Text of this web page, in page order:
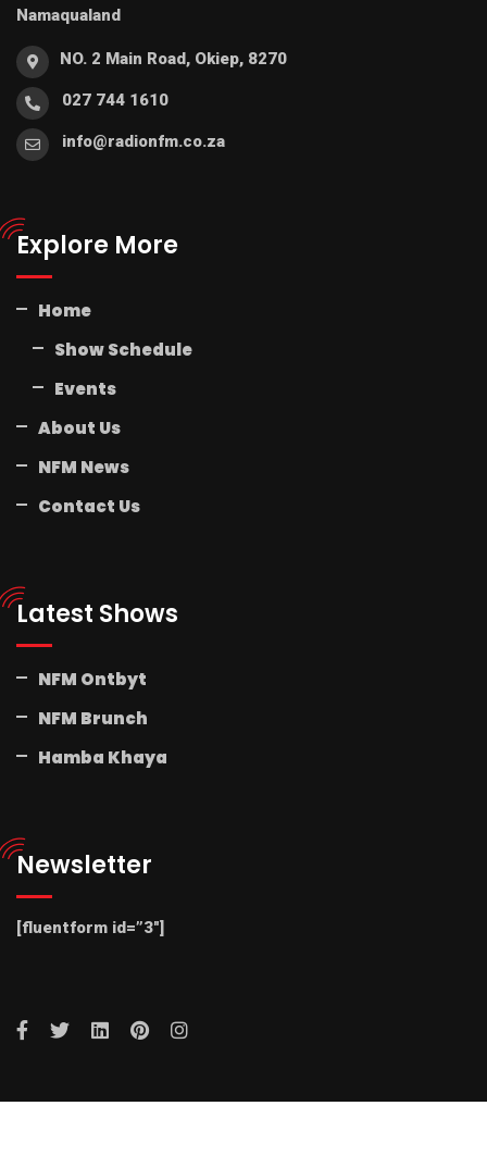
Namaqualand
NO. 2 Main Road, Okiep, 8270
027 744 1610
info@radionfm.co.za
Explore More
Home
Show Schedule
Events
About Us
NFM News
Contact Us
Latest Shows
NFM Ontbyt
NFM Brunch
Hamba Khaya
Newsletter
[fluentform id=”3″]